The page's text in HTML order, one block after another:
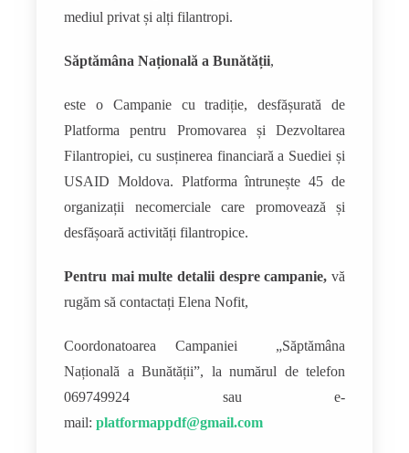
mediul privat și alți filantropi.
Săptămâna Națională a Bunătății,
este o Campanie cu tradiție, desfășurată de
Platforma pentru Promovarea și Dezvoltarea
Filantropiei, cu susținerea financiară a Suediei și
USAID Moldova. Platforma întrunește 45 de
organizații necomerciale care promovează și
desfășoară activități filantropice.
Pentru mai multe detalii despre campanie, vă
rugăm să contactați Elena Nofit,
Coordonatoarea Campaniei „Săptămâna
Națională a Bunătății”, la numărul de telefon
069749924 sau e-
mail: platformappdf@gmail.com